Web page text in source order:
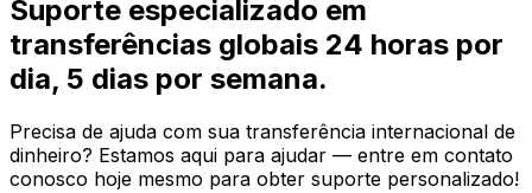
Suporte especializado em
transferências globais 24 horas por
dia, 5 dias por semana.
Precisa de ajuda com sua transferência internacional de
dinheiro? Estamos aqui para ajudar — entre em contato
conosco hoje mesmo para obter suporte personalizado!